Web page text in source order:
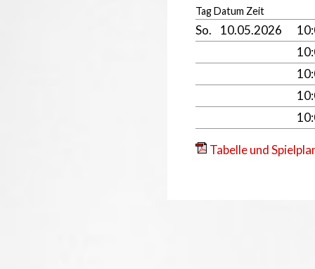
Tag Datum Zeit
So. 10.05.2026
Tabelle und